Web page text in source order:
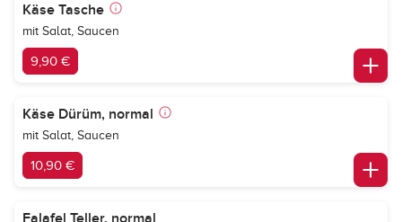
Käse Tasche
mit Salat, Saucen
9,90 €
Käse Dürüm, normal
mit Salat, Saucen
10,90 €
Falafel Teller, normal